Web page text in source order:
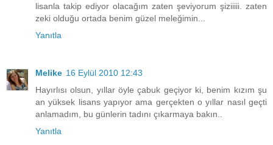
lisanla takip ediyor olacağım zaten şeviyorum şiziiiii. zaten
zeki olduğu ortada benim güzel meleğimin...
Yanıtla
Melike 16 Eylül 2010 12:43
Hayırlısı olsun, yıllar öyle çabuk geçiyor ki, benim kızım şu
an yüksek lisans yapıyor ama gerçekten o yıllar nasıl geçti
anlamadım, bu günlerin tadını çıkarmaya bakın..
Yanıtla